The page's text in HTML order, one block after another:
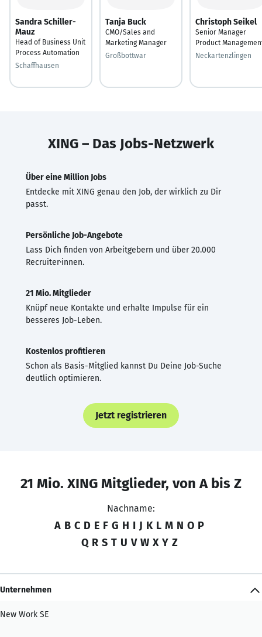
Sandra Schiller-
Mauz
Head of Business Unit
Process Automation
Schaffhausen
Tanja Buck
CMO/Sales and
Marketing Manager
Großbottwar
Christoph Seikel
Senior Manager
Product
Neckartenzlingen
XING – Das Jobs-Netzwerk
Über eine Million Jobs
Entdecke mit XING genau den Job, der wirklich zu Dir
passt.
Persönliche Job-Angebote
Lass Dich finden von Arbeitgebern und über 20.000
Recruiter·innen.
21 Mio. Mitglieder
Knüpf neue Kontakte und erhalte Impulse für ein
besseres Job-Leben.
Kostenlos profitieren
Schon als Basis-Mitglied kannst Du Deine Job-Suche
deutlich optimieren.
Jetzt registrieren
21 Mio. XING Mitglieder, von A bis Z
Nachname:
A B C D E F G H I J K L M N O P
Q R S T U V W X Y Z
Unternehmen
New Work SE